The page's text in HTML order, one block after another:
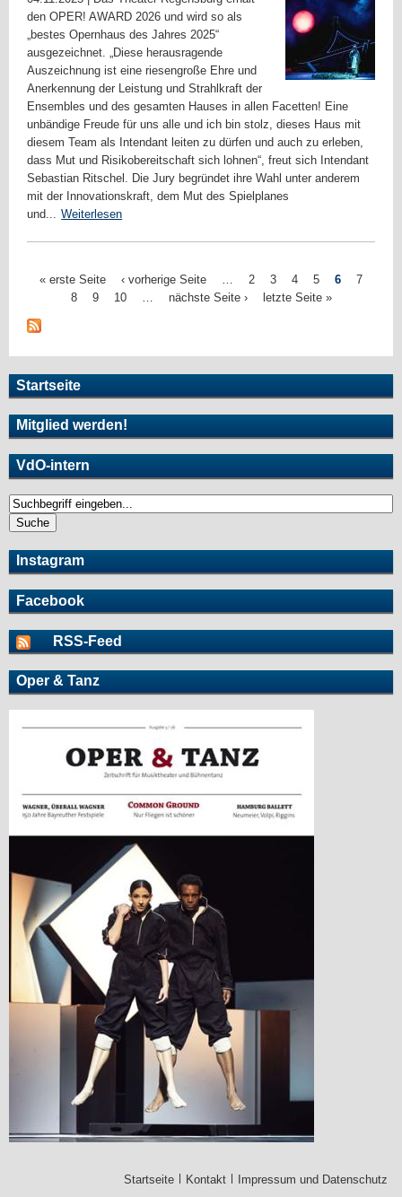
den OPER! AWARD 2026 und wird so als
„bestes Opernhaus des Jahres 2025“
ausgezeichnet. „Diese herausragende
Auszeichnung ist eine riesengroße Ehre und
Anerkennung der Leistung und Strahlkraft der
Ensembles und des gesamten Hauses in allen Facetten! Eine
unbändige Freude für uns alle und ich bin stolz, dieses Haus mit
diesem Team als Intendant leiten zu dürfen und auch zu erleben,
dass Mut und Risikobereitschaft sich lohnen“, freut sich Intendant
Sebastian Ritschel. Die Jury begründet ihre Wahl unter anderem
mit der Innovationskraft, dem Mut des Spielplanes
und... Weiterlesen
e
i
t
e
n
« erste Seite ‹ vorherige Seite … 2 3 4 5 6
7
8
9 10 … nächste Seite › letzte Seite »
Startseite
Mitglied werden!
VdO-intern
S
h
o
r
m
u
S
e
Instagram
Facebook
RSS-Feed
Oper & Tanz
Startseite Kontakt Impressum und Datenschutz